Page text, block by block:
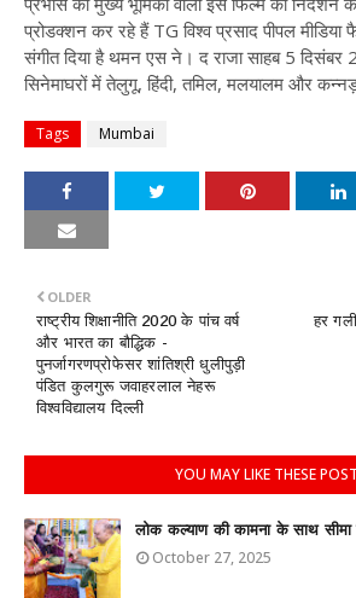
प्रोडक्शन कर रहे हैं TG विश्व प्रसाद पीपल
संगीत दिया है थमन एस ने। द राजा साहब 5 दिसंबर
सिनेमाघरों में तेलुगू, हिंदी, तमिल, मलयालम और कन्नड़
Tags Mumbai
हर
OLDER
राष्ट्रीय शिक्षानीति 2020 के पांच वर्ष
और भारत का बौद्धिक -
पुनर्जागरणप्रोफेसर शांतिश्री धुलीपुड़ी
पंडित कुलगुरू जवाहरलाल नेहरू
विश्वविद्यालय दिल्ली
YOU MAY LIKE THESE
लोक कल्याण की कामना के साथ सीमा
October 27, 2025